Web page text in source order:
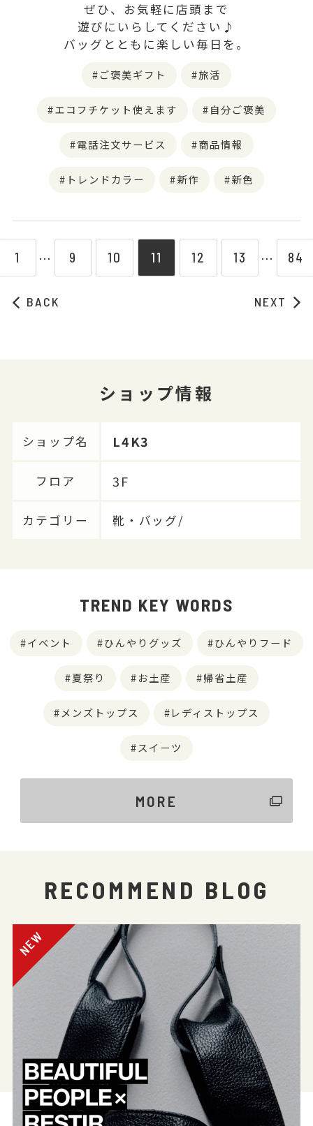
ぜひ、お気軽に店頭まで
遊びにいらしてください♪
バッグとともに楽しい毎日を。
ご褒美ギフト 旅活
エコフチケット使えます 自分ご褒美
電話注文サービス 商品情報
トレンドカラー 新作 新色
BACK
1 ⋯ 9 10 11 12 13 ⋯ 84
NEXT
ショップ情報
ショップ名 L4K3
フロア 3F
カテゴリー 靴・バッグ/
TREND KEY WORDS
イベント ひんやりグッズ ひんやりフード
夏祭り お土産 帰省土産
メンズトップス レディストップス
スイーツ
MORE
RECOMMEND BLOG